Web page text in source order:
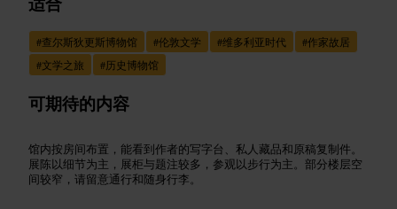
#查尔斯狄更斯博物馆 #伦敦文学 #维多利亚时代 #作家故居
#文学之旅 #历史博物馆
可期待的内容
馆内按房间布置，能看到作者的写字台、私人藏品和原稿复制件。
展陈以细节为主，展柜与题注较多，参观以步行为主。部分楼层空
间较窄，请留意通行和随身行李。